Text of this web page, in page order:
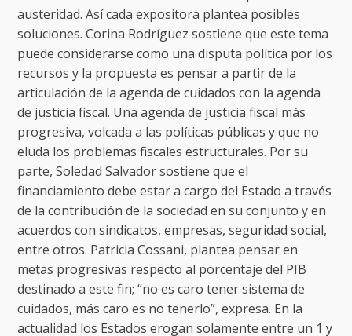
austeridad. Así cada expositora plantea posibles
soluciones. Corina Rodríguez sostiene que este tema
puede considerarse como una disputa política por los
recursos y la propuesta es pensar a partir de la
articulación de la agenda de cuidados con la agenda
de justicia fiscal. Una agenda de justicia fiscal más
progresiva, volcada a las políticas públicas y que no
eluda los problemas fiscales estructurales. Por su
parte, Soledad Salvador sostiene que el
financiamiento debe estar a cargo del Estado a través
de la contribución de la sociedad en su conjunto y en
acuerdos con sindicatos, empresas, seguridad social,
entre otros. Patricia Cossani, plantea pensar en
metas progresivas respecto al porcentaje del PIB
destinado a este fin; “no es caro tener sistema de
cuidados, más caro es no tenerlo”, expresa. En la
actualidad los Estados erogan solamente entre un 1 y